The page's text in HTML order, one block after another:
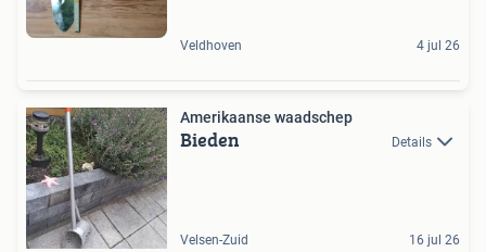
Veldhoven 4 jul 26
Amerikaanse waadschep
Bieden Details
Velsen-Zuid 16 jul 26